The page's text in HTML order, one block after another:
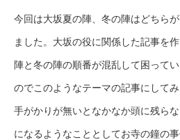
今回は大坂夏の陣、冬の陣はどちら
ました。大坂の役に関係した記事を
陣と冬の陣の順番が混乱して困って
のでこのようなテーマの記事にして
手がかりが無いとなかなか頭に残ら
になるようなこととしてお寺の鐘の